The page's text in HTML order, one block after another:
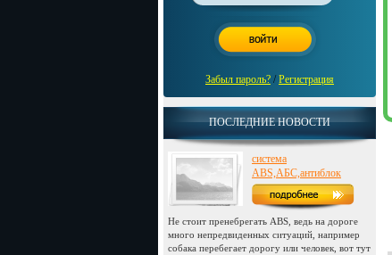
Забыл пароль? / Регистрация
ПОСЛЕДНИЕ НОВОСТИ
система
ABS,АБС,антиблок
Не стоит пренебрегать АВS, ведь на дороге
много непредвиденных ситуаций, например
собака перебегает дорогу или человек, вот тут